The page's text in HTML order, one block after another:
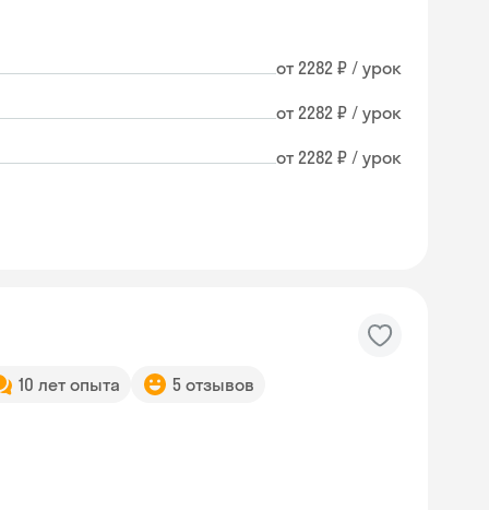
от 2282 ₽ / урок
от 2282 ₽ / урок
от 2282 ₽ / урок
10 лет опыта 5 отзывов